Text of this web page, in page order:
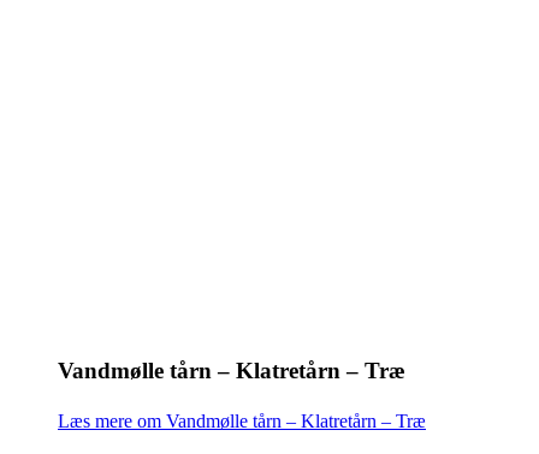
Vandmølle tårn – Klatretårn – Træ
Læs mere om Vandmølle tårn – Klatretårn – Træ